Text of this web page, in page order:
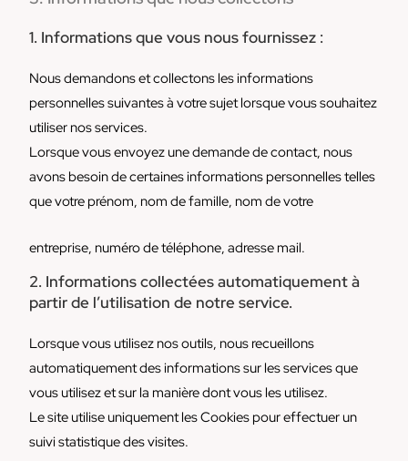
1. Informations que vous nous fournissez :
Nous demandons et collectons les informations
personnelles suivantes à votre sujet lorsque vous souhaitez
utiliser nos services.
Lorsque vous envoyez une demande de contact, nous
avons besoin de certaines informations personnelles telles
que votre prénom, nom de famille, nom de votre
entreprise, numéro de téléphone, adresse mail.
2. Informations collectées automatiquement à
partir de l’utilisation de notre service.
Lorsque vous utilisez nos outils, nous recueillons
automatiquement des informations sur les services que
vous utilisez et sur la manière dont vous les utilisez.
Le site utilise uniquement les Cookies pour effectuer un
suivi statistique des visites.